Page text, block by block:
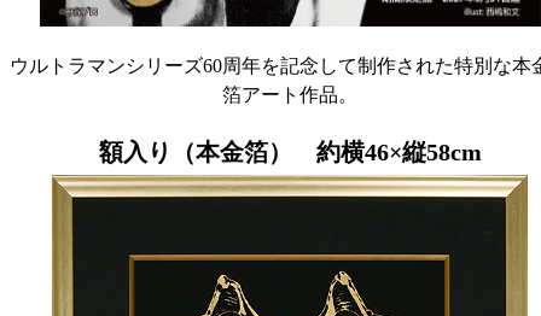
ウルトラマンシリーズ60周年を記念して制作された特別な本
箔アート作品。
額入り（本金箔） 約横46×縦58cm